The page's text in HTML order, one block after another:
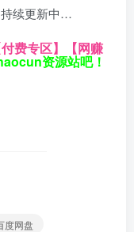
持续更新中…
付费专区】 【网赚
资源站吧！
度网盘